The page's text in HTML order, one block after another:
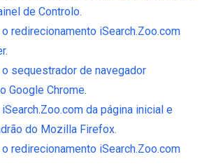
de Controlo.
o redirecionamento iSearch.Zoo.com
o sequestrador de navegador
Google Chrome.
iSearch.Zoo.com da página inicial e
do Mozilla Firefox.
o redirecionamento iSearch.Zoo.com